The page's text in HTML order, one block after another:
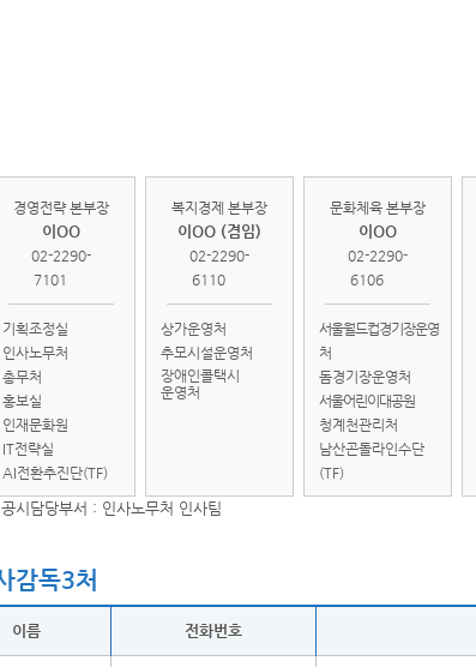
경영전략 본부장
이OO
02-2290-
7101
기획조정실
인사노무처
총무처
홍보실
인재문화원
IT전략실
AI전환추진단(TF)
복지경제 본부장
이OO (겸임)
02-2290-
6110
상가운영처
추모시설운영처
장애인콜택시
운영처
문화체육 본부장
이OO
02-2290-
6106
서울월드컵경기장운영
처
돔경기장운영처
서울어린이대공원
청계천관리처
남산곤돌라인수단
(TF)
시담당부서 : 인사노무처 인사팀
감독3처
이름 전화번호